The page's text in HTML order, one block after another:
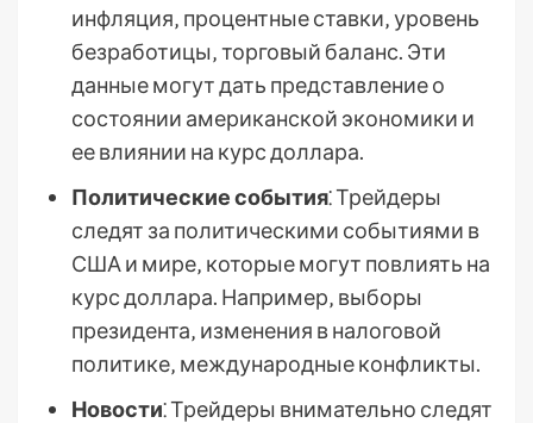
инфляция‚ процентные ставки‚ уровень
безработицы‚ торговый баланс. Эти
данные могут дать представление о
состоянии американской экономики и
ее влиянии на курс доллара.
Политические события⁚ Трейдеры
следят за политическими событиями в
США и мире‚ которые могут повлиять на
курс доллара. Например‚ выборы
президента‚ изменения в налоговой
политике‚ международные конфликты.
Новости⁚ Трейдеры внимательно следят